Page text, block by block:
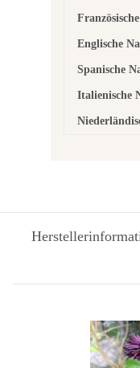
Englische
Spanische
Italienische